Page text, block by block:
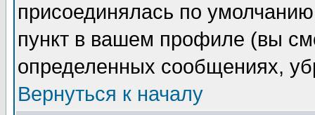
присоединялась по
пункт в вашем профиле (вы
определенных сообщениях,
Вернуться к началу